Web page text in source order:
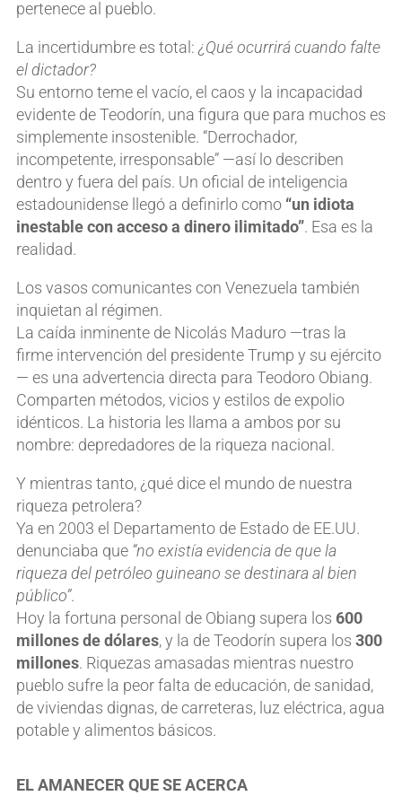
pertenece al pueblo.
La incertidumbre es total: ¿Qué ocurrirá cuando falte
el dictador?
Su entorno teme el vacío, el caos y la incapacidad
evidente de Teodorín, una figura que para muchos es
simplemente insostenible. “Derrochador,
incompetente, irresponsable” —así lo describen
dentro y fuera del país. Un oficial de inteligencia
estadounidense llegó a definirlo como “un idiota
inestable con acceso a dinero ilimitado”. Esa es la
realidad.
Los vasos comunicantes con Venezuela también
inquietan al régimen.
La caída inminente de Nicolás Maduro —tras la
firme intervención del presidente Trump y su ejército
— es una advertencia directa para Teodoro Obiang.
Comparten métodos, vicios y estilos de expolio
idénticos. La historia les llama a ambos por su
nombre: depredadores de la riqueza nacional.
Y mientras tanto, ¿qué dice el mundo de nuestra
riqueza petrolera?
Ya en 2003 el Departamento de Estado de EE.UU.
denunciaba que “no existía evidencia de que la
riqueza del petróleo guineano se destinara al bien
público”.
Hoy la fortuna personal de Obiang supera los 600
millones de dólares, y la de Teodorín supera los 300
millones. Riquezas amasadas mientras nuestro
pueblo sufre la peor falta de educación, de sanidad,
de viviendas dignas, de carreteras, luz eléctrica, agua
potable y alimentos básicos.
EL AMANECER QUE SE ACERCA